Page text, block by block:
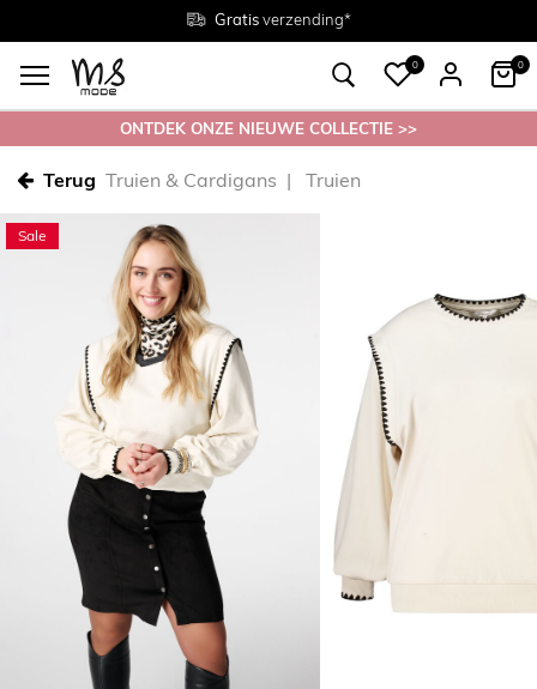
Gratisverzending*
Maten38 - 54
Gratisretourneren in de winkel
0 0
ONTDEK ONZE NIEUWE COLLECTIE >>
Terug Truien & Cardigans Truien
Sale